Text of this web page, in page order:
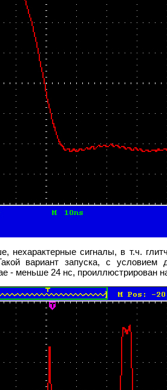
нехарактерные сигналы, в т.ч.
вариант запуска, с условием
- меньше 24 нс, проиллюстрирован